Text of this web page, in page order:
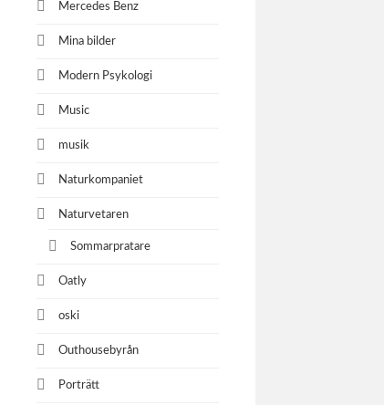
Mercedes Benz
Mina bilder
Modern Psykologi
Music
musik
Naturkompaniet
Naturvetaren
Sommarpratare
Oatly
oski
Outhousebyrån
Porträtt